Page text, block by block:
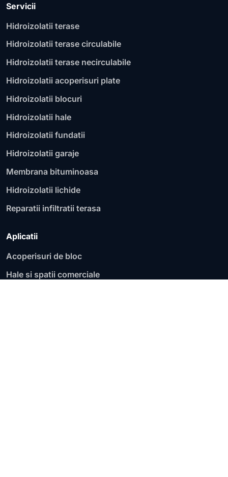
Servicii
Hidroizolatii terase
Hidroizolatii terase circulabile
Hidroizolatii terase necirculabile
Hidroizolatii acoperisuri plate
Hidroizolatii blocuri
Hidroizolatii hale
Hidroizolatii fundatii
Hidroizolatii garaje
Membrana bituminoasa
Hidroizolatii lichide
Reparatii infiltratii terasa
Aplicatii
Acoperisuri de bloc
Hale si spatii comerciale